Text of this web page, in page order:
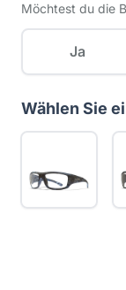
Möchtest du die
Ja
Wählen Sie